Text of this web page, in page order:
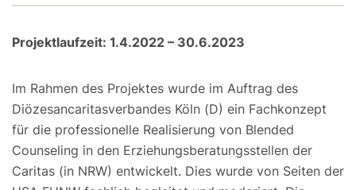
Projektlaufzeit: 1.4.2022 – 30.6.2023
Im Rahmen des Projektes wurde im Auftrag des
Diözesancaritasverbandes Köln (D) ein Fachkonzept
für die professionelle Realisierung von Blended
Counseling in den Erziehungsberatungsstellen der
Caritas (in NRW) entwickelt. Dies wurde von Seiten der